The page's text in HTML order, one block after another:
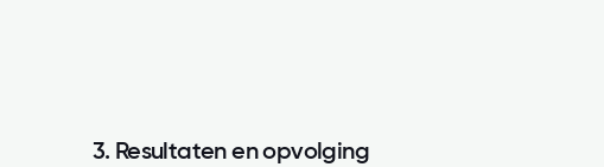
3. Resultaten en opvolging